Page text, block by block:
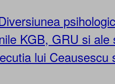
KGB, GRU si ale
lui Ceausescu